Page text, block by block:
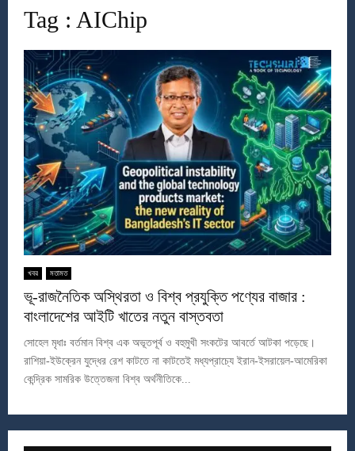
Tag : AIChip
খবর মতামত
ভূ-রাজনৈতিক অস্থিরতা ও বিশ্ব প্রযুক্তি পণ্যের বাজার :
বাংলাদেশের আইটি খাতের নতুন বাস্তবতা
সোহেল মৃধাঃ বর্তমান বিশ্ব এক অভূতপূর্ব ও বহুমুখী সংকটের আবর্তে আটকা পড়েছে।
রাশিয়া-ইউক্রেন যুদ্ধের রেশ কাটতে না কাটতেই মধ্যপ্রাচ্যে ইরান-ইসরায়েল-আমেরিকা
কেন্দ্রিক সামরিক উত্তেজনা বিশ্ব অর্থনীতিকে...